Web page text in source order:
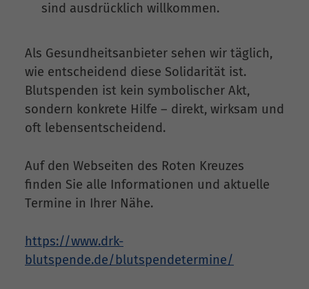
sind ausdrücklich willkommen.
Als Gesundheitsanbieter sehen wir täglich,
wie entscheidend diese Solidarität ist.
Blutspenden ist kein symbolischer Akt,
sondern konkrete Hilfe – direkt, wirksam und
oft lebensentscheidend.
Auf den Webseiten des Roten Kreuzes
finden Sie alle Informationen und aktuelle
Termine in Ihrer Nähe.
https://www.drk-
blutspende.de/blutspendetermine/